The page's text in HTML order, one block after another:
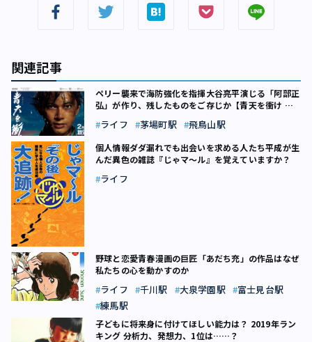
関連記事
ペリー襲来で海防強化を指揮――大谷亮平演じる「阿部正
弘」が作り、残したものをご存じか【青天を衝け 序
ライフ 茅場町駅 飛鳥山駅
個人情報ダダ漏れでも出会いを求める人たち――平成が生
んだ異色の雑誌『じゃマ～ル』を覚えていますか？
ライフ
野球と恋愛――青春漫画の巨匠「あだち充」の作品はなぜ
私たちの心を動かすのか
ライフ 千川駅 大泉学園駅
富士見台駅
練馬駅
子どもに将来身に付けてほしい能力は？ 2019年ラン
キング 分析力、発想力、1位は……？